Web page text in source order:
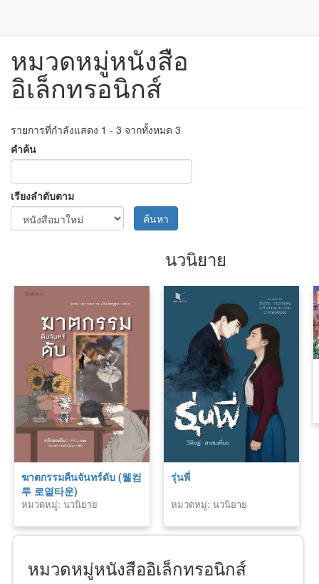
ข้าม
เนื้อหา
หมวดหมู่หนังสือ
อิเล็กทรอนิกส์
รายการที่กำลังแสดง 1 - 3 จากทั้งหมด 3
คำค้น
เรียงลำดับตาม
ค้นหา
นวนิยาย
ฆาตกรรมคืนจันทร์ดับ (웰컴
투 로열타운)
หมวดหมู่: นวนิยาย
รุ่นพี่
หมวดหมู่: นวนิยาย
หมวดหมู่หนังสืออิเล็กทรอนิกส์